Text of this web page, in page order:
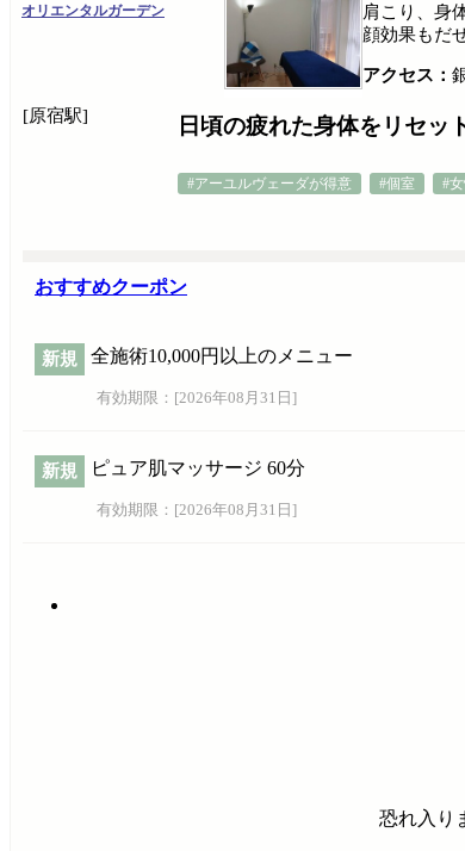
オリエンタルガーデン
日頃の疲れた身体をリセッ
#アーユルヴェーダが得意 #個室 #
肩こり、身
顔効果もだ
アクセス：
[原宿駅]
おすすめクーポン
新規 全施術10,000円以上のメニュー
有効期限：[2026年08月31日 ]
新規 ピュア肌マッサージ 60分
有効期限：[2026年08月31日 ]
恐れ入り